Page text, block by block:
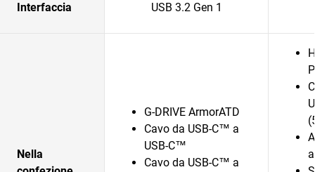
Interfaccia USB 3.2 Gen 1
Nella
G-DRIVE ArmorATD
Cavo da USB-C™ a
USB-C™
Cavo da USB-C™ a